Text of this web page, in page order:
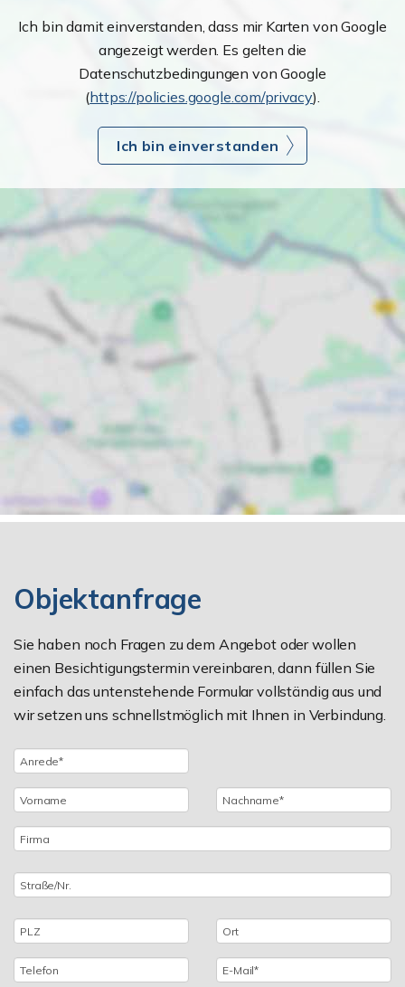
Ich bin damit einverstanden, dass mir Karten von Google
angezeigt werden. Es gelten die
Datenschutzbedingungen von Google
(https://policies.google.com/privacy).
Ich bin einverstanden
Objektanfrage
Sie haben noch Fragen zu dem Angebot oder wollen
einen Besichtigungstermin vereinbaren, dann füllen Sie
einfach das untenstehende Formular vollständig aus und
wir setzen uns schnellstmöglich mit Ihnen in Verbindung.